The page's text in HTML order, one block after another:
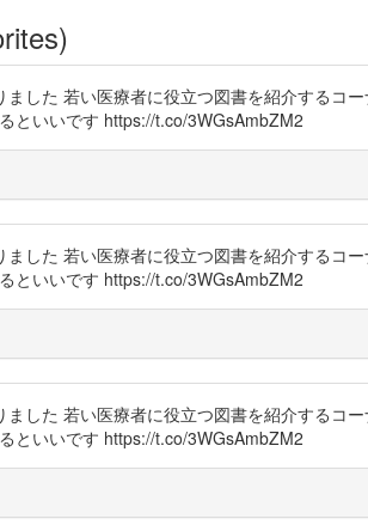
ました 若い医療者に役立つ図書を紹介する
といいです https://t.co/3WGsAmbZM2
ました 若い医療者に役立つ図書を紹介する
といいです https://t.co/3WGsAmbZM2
ました 若い医療者に役立つ図書を紹介する
といいです https://t.co/3WGsAmbZM2